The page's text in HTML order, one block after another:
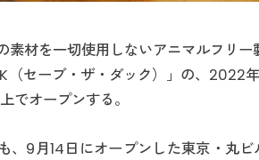
素材を一切使用しないアニマルフリ
（セーブ・ザ・ダック）」の、2022
でオープンする。
、9月14日にオープンした東京・丸